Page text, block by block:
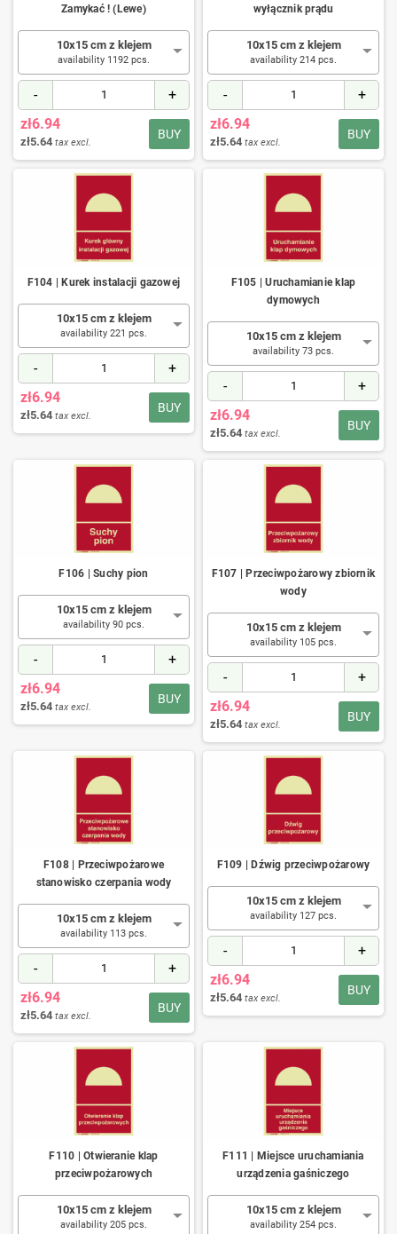
Zamykać ! (Lewe)
10x15 cm z klejem
availability 1192 pcs.
- +
BUY
zł6.94
zł5.64 tax excl.
wyłącznik prądu
10x15 cm z klejem
availability 214 pcs.
- +
BUY
zł6.94
zł5.64 tax excl.
F104 | Kurek instalacji gazowej
10x15 cm z klejem
availability 221 pcs.
- +
BUY
zł6.94
zł5.64 tax excl.
F105 | Uruchamianie klap
dymowych
10x15 cm z klejem
availability 73 pcs.
- +
BUY
zł6.94
zł5.64 tax excl.
F106 | Suchy pion
10x15 cm z klejem
availability 90 pcs.
- +
BUY
zł6.94
zł5.64 tax excl.
F107 | Przeciwpożarowy zbiornik
wody
10x15 cm z klejem
availability 105 pcs.
- +
BUY
zł6.94
zł5.64 tax excl.
F108 | Przeciwpożarowe
stanowisko czerpania wody
10x15 cm z klejem
availability 113 pcs.
- +
BUY
zł6.94
zł5.64 tax excl.
F109 | Dźwig przeciwpożarowy
10x15 cm z klejem
availability 127 pcs.
- +
BUY
zł6.94
zł5.64 tax excl.
F110 | Otwieranie klap
przeciwpożarowych
10x15 cm z klejem
availability 205 pcs.
F111 | Miejsce uruchamiania
urządzenia gaśniczego
10x15 cm z klejem
availability 254 pcs.